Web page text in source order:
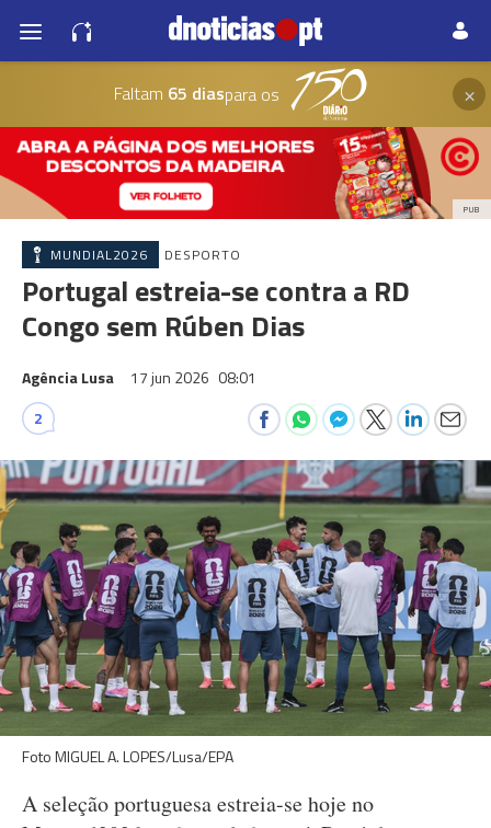
Faltam 65 diaspara os ×
PUB
MUNDIAL2026 DESPORTO
Portugal estreia-se contra a RD
Congo sem Rúben Dias
Agência Lusa 17 jun 2026 08:01
2
Foto MIGUEL A. LOPES/Lusa/EPA
A seleção portuguesa estreia-se hoje no